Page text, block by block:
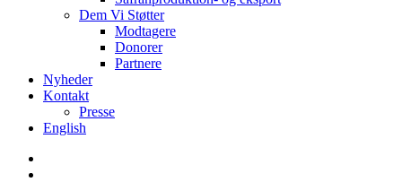
Dem Vi Støtter
Modtagere
Donorer
Partnere
Nyheder
Kontakt
Presse
English